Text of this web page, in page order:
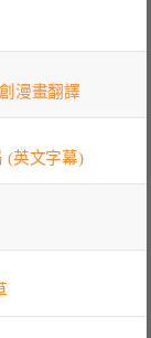
漫畫翻譯
(英文字幕)